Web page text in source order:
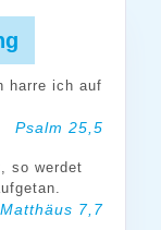
harre ich auf
Psalm 25,5
so werdet
Matthäus 7,7